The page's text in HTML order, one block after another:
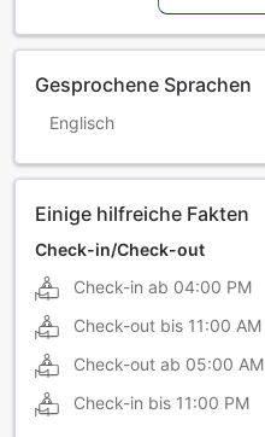
Gesprochene Sprachen
Englisch
Einige hilfreiche Fakten
Check-in/Check-out
Check-in ab 04:00 PM
Check-out bis 11:00 AM
Check-out ab 05:00 AM
Check-in bis 11:00 PM